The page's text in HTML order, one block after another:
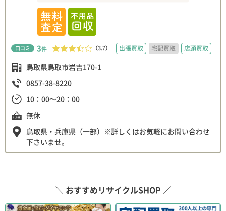
口コミ 3件 （3.7） 出張買取 宅配買取 店頭買取
鳥取県鳥取市岩吉170-1
0857-38-8220
10：00～20：00
無休
鳥取県・兵庫県（一部）※詳しくはお気軽にお問い合わせ
下さいませ。
＼ おすすめリサイクルSHOP ／